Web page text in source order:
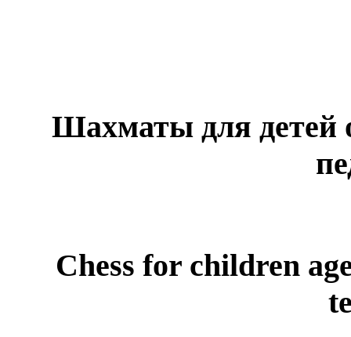
Шахматы для детей
Chess for children